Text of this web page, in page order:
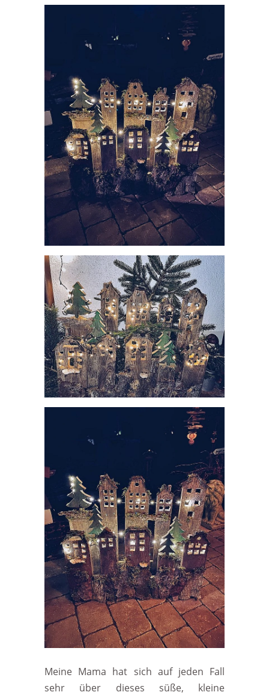
Meine Mama hat sich auf jeden Fall
sehr über dieses süße, kleine